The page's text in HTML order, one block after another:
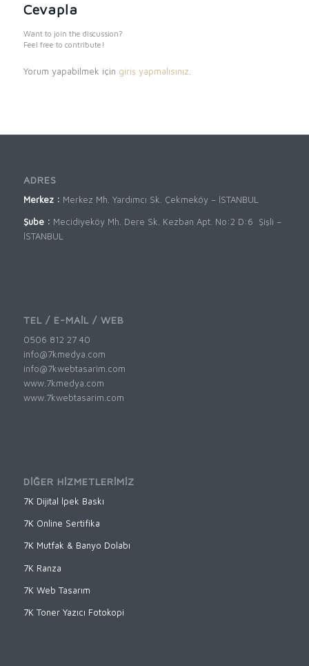
Cevapla
Want to join the discussion?
Feel free to contribute!
Yorum yapabilmek için giriş yapmalısınız
ADRES
Merkez : Merkez Mh. Yardımcı Sk. Çekmeköy – İSTANBUL
Şube : Mecidiyeköy Mh. Dere Sk. Kezban Apt. No:2 D:6 Şişli –
İSTANBUL
TEL / E-MAİL / WEB
0506 812 27 40
info@7kmedya.com
info@7kwebtasarim.com
www.7kmedya.com
www.7kwebtasarim.com
DİĞER HİZMETLERİMİZ
7K Dijital İpek Baskı
7K Online Sertifika
7K Mutfak & Banyo Dolabı
7K Ranza
7K Web Tasarım
7K Toner Yazıcı Fotokopi